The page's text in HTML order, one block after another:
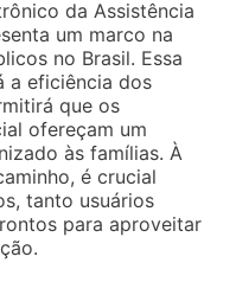
da Assistência
um marco na
no Brasil. Essa
a eficiência dos
que os
ofereçam um
às famílias. À
é crucial
tanto usuários
para aproveitar